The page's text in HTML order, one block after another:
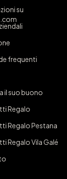
su
frequenti
il suo buono
Regalo
Regalo Pestana
Regalo Vila Galé